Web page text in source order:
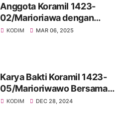
Anggota Koramil 1423-
02/Marioriawa dengan
masyarakat Gelar kegiatan
KODIM MAR 06, 2025
Karya Bakti Koramil 1423-
05/Marioriwawo Bersama
Mahasiswa Al Gazali
KODIM DEC 28, 2024